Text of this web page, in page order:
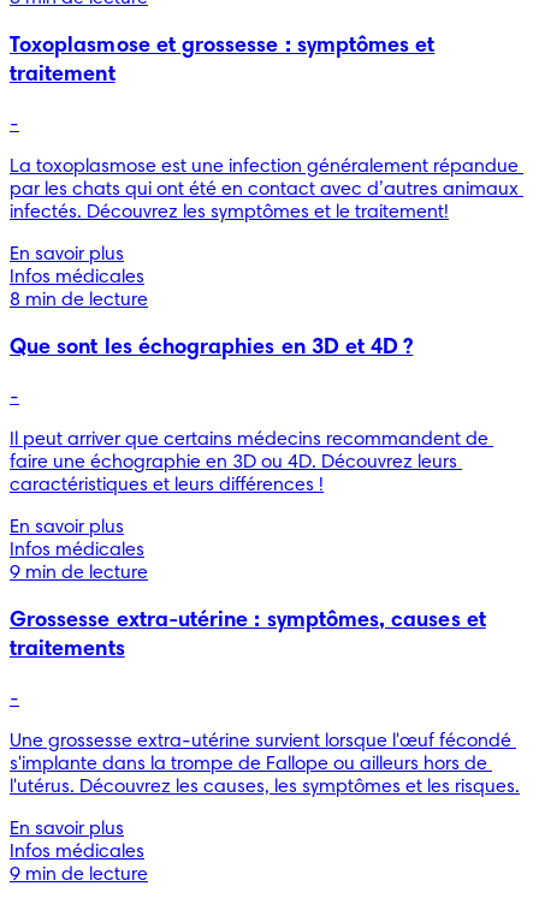
Toxoplasmose et grossesse : symptômes et
traitement
-
La toxoplasmose est une infection généralement répandue
par les chats qui ont été en contact avec d’autres animaux
infectés. Découvrez les symptômes et le traitement!
En savoir plus
Infos médicales
8 min de lecture
Que sont les échographies en 3D et 4D ?
-
Il peut arriver que certains médecins recommandent de
faire une échographie en 3D ou 4D. Découvrez leurs
caractéristiques et leurs différences !
En savoir plus
Infos médicales
9 min de lecture
Grossesse extra-utérine : symptômes, causes et
traitements
-
Une grossesse extra-utérine survient lorsque l'œuf fécondé
s'implante dans la trompe de Fallope ou ailleurs hors de
l'utérus. Découvrez les causes, les symptômes et les risques.
En savoir plus
Infos médicales
9 min de lecture